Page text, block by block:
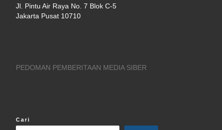
Jl. Pintu Air Raya No. 7 Blok C-5
Jakarta Pusat 10710
PEDOMAN PEMBERITAAN MEDIA SIBER
Cari